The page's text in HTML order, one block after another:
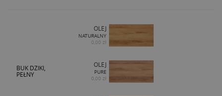
BUK DZIKI,
PEŁNY
OLEJ
NATURALNY
0,00 zł
OLEJ
PURE
0,00 zł